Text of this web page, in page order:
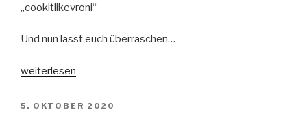
„cookitlikevroni“
Und nun lasst euch überraschen…
„Cookit
„Ein
weiterlesen
VERÖFFENTLICHT
5. OKTOBER 2020